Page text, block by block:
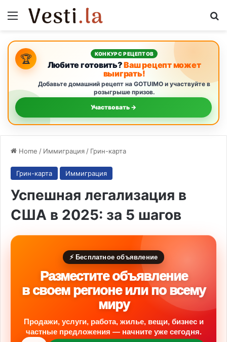
Menu
🏆 КОНКУРС РЕЦЕПТОВ
Любите готовить?Ваш рецепт может
выиграть!
Добавьте домашний рецепт на GOTUIMO и участвуйте в
розыгрыше призов.
Участвовать →
Home / Иммиграция / Грин-карта
Грин-карта Иммиграция
Успешная легализация в
США в 2025: за 5 шагов
⚡ Бесплатное объявление
Разместите объявление
в своем регионе или по всему
миру
Продажи, услуги, работа, жилье, вещи, бизнес и
частные предложения — начните уже сегодня.